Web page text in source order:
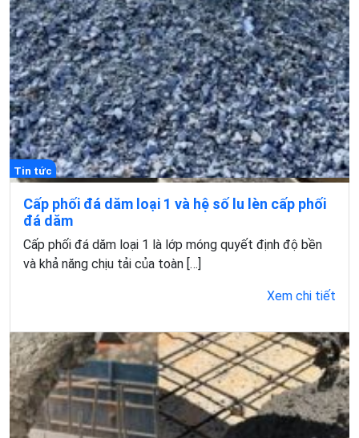
Tin tức
Cấp phối đá dăm loại 1 và hệ số lu lèn cấp phối
đá dăm
Cấp phối đá dăm loại 1 là lớp móng quyết định độ bền
và khả năng chịu tải của toàn […]
Xem chi tiết